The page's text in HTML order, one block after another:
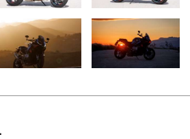
pedalines (para conductor y
de piezas y detalles en carbono, como